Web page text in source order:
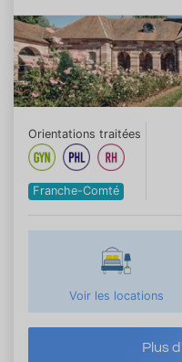
Orientations traitées
Franche-Comté
Voir les locations
Plus